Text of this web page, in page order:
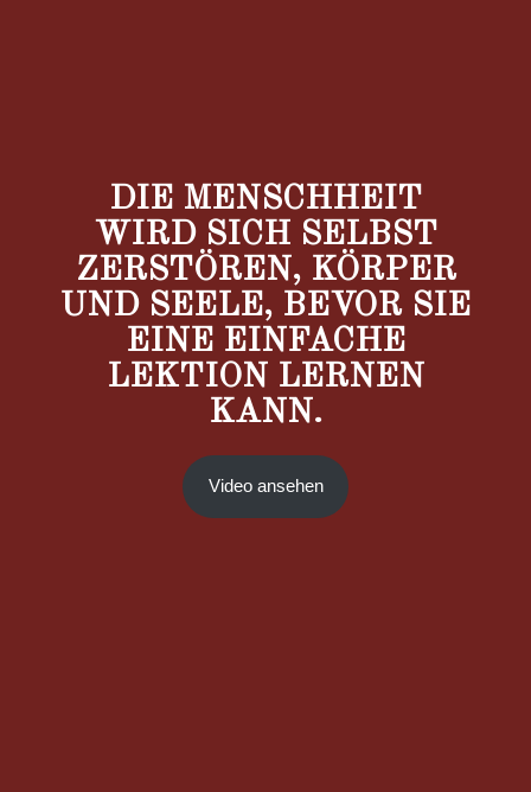
DIE MENSCHHEIT
WIRD SICH SELBST
ZERSTÖREN, KÖRPER
UND SEELE, BEVOR SIE
EINE EINFACHE
LEKTION LERNEN
KANN.
Video ansehen